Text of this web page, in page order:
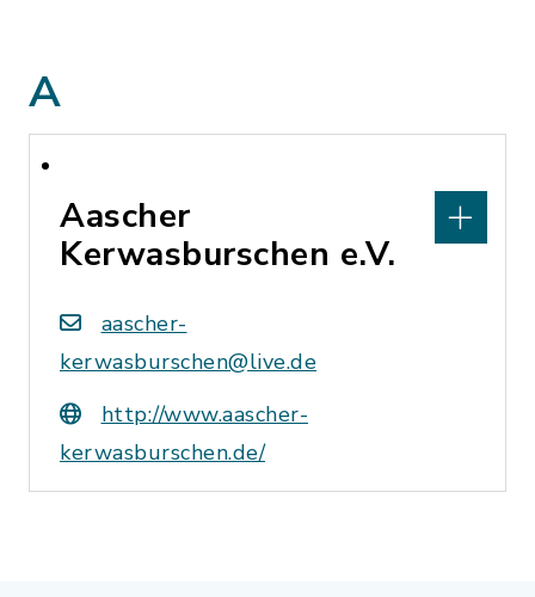
A
Aascher
Kerwasburschen e.V.
aascher-
kerwasburschen@live.de
http://www.aascher-
kerwasburschen.de/